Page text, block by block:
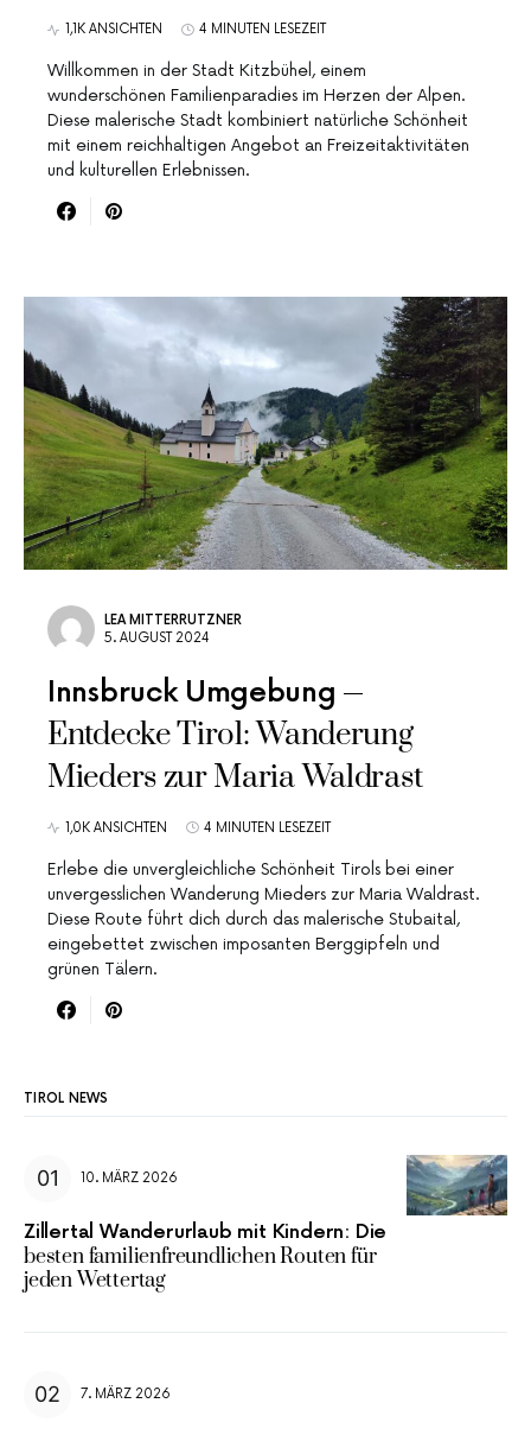
1,1K ANSICHTEN 4 MINUTEN LESEZEIT
Willkommen in der Stadt Kitzbühel, einem
wunderschönen Familienparadies im Herzen der Alpen.
Diese malerische Stadt kombiniert natürliche Schönheit
mit einem reichhaltigen Angebot an Freizeitaktivitäten
und kulturellen Erlebnissen.
LEA MITTERRUTZNER
5. AUGUST 2024
Innsbruck Umgebung
Entdecke Tirol: Wanderung
Mieders zur Maria Waldrast
1,0K ANSICHTEN 4 MINUTEN LESEZEIT
Erlebe die unvergleichliche Schönheit Tirols bei einer
unvergesslichen Wanderung Mieders zur Maria Waldrast.
Diese Route führt dich durch das malerische Stubaital,
eingebettet zwischen imposanten Berggipfeln und
grünen Tälern.
TIROL NEWS
10. MÄRZ 2026
Zillertal Wanderurlaub mit Kindern: Die
besten familienfreundlichen Routen für
jeden Wettertag
7. MÄRZ 2026